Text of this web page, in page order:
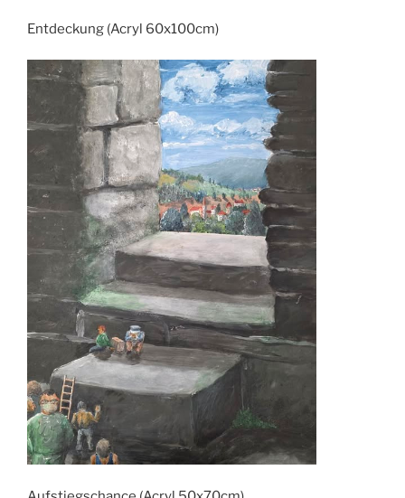
Entdeckung (Acryl 60x100cm)